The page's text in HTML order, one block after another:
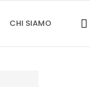
CHI SIAMO